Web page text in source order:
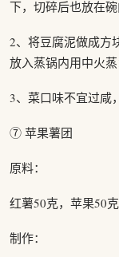
下，切碎后也放在
2、将豆腐泥做成方
放入蒸锅内用中火蒸
3、菜口味不宜过咸
⑦ 苹果薯团
原料：
红薯50克，苹果50克
制作：